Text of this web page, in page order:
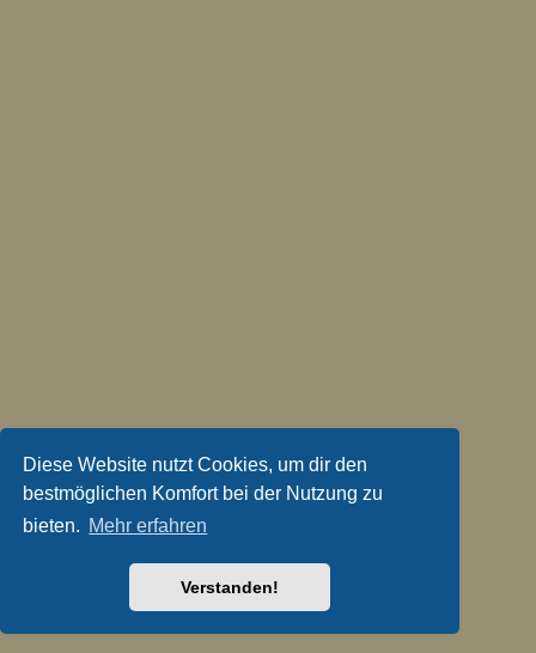
Diese Website nutzt Cookies, um dir den
bestmöglichen Komfort bei der Nutzung zu
bieten. Mehr erfahren
Verstanden!